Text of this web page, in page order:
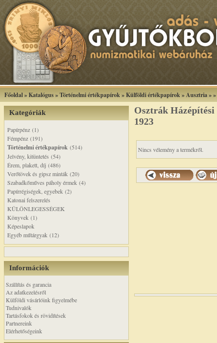
Főoldal»Katalógus»Történelmi értékpapírok»Külföldi értékpapírok»Ausztria»»
Kategóriák
Papírpénz (1)
Fémpénz (191)
Történelmi értékpapírok (514)
Jelvény, kitüntetés (54)
Érem, plakett, díj (486)
Verőtövek és gipsz minták (20)
Szabadkőműves páholy érmek (4)
Papírrégiségek, egyebek (2)
Katonai felszerelés
KÜLÖNLEGESSÉGEK
Könyvek (1)
Képeslapok
Egyéb műtárgyak (12)
Információk
Szállítás és garancia
Az adatkezelésről
Külföldi vásárlóink figyelmébe
Tudnivalók
Tartásfokok és rövidítések
Partnereink
Elérhetőségeink
Osztrák Házépítési
1923
Nincs vélemény a termékről.